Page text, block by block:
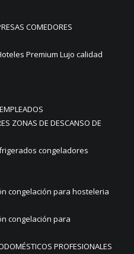
COMEDORES
Premium Lujo calidad
ZONAS DE DESCANSO DE
congeladores
congelación para hosteleria
congelación para
PROFESIONALES